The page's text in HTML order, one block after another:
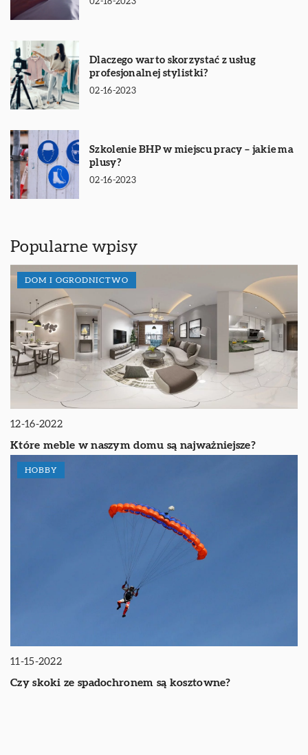
02-18-2023
Dlaczego warto skorzystać z usług
profesjonalnej stylistki?
02-16-2023
Szkolenie BHP w miejscu pracy – jakie ma
plusy?
02-16-2023
Popularne wpisy
DOM I OGRODNICTWO
12-16-2022
Które meble w naszym domu są najważniejsze?
HOBBY
11-15-2022
Czy skoki ze spadochronem są kosztowne?